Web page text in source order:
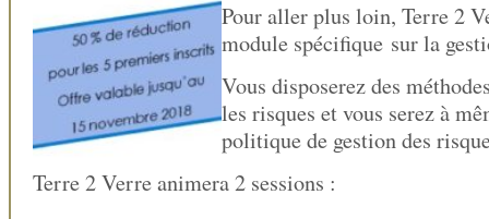
Pour aller plus loin, Terre 2
module spécifique sur la
Vous disposerez des
les risques et vous serez à
politique de gestion des
Terre 2 Verre animera 2 sessions :